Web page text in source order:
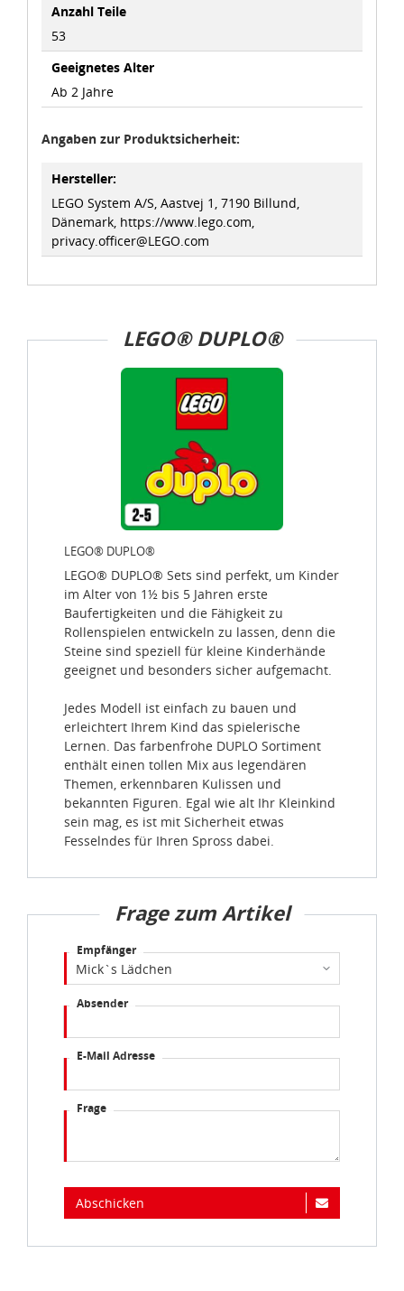
dass die Datenschutzvorgaben der EU auch bei der
Sie können die Cookie-Einwilligung jederzeit links unten
auf Ihrem Bildschirm anpassen und damit widerrufen.
idee+spiel Betriebs-GmbH
Anzahl Teile
53
Geeignetes Alter
Ab 2 Jahre
Angaben zur Produktsicherheit:
Hersteller:
LEGO System A/S, Aastvej 1, 7190 Billund,
Dänemark, https://www.lego.com,
privacy.officer@LEGO.com
LEGO® DUPLO®
LEGO® DUPLO®
LEGO® DUPLO® Sets sind perfekt, um Kinder
im Alter von 1½ bis 5 Jahren erste
Baufertigkeiten und die Fähigkeit zu
Rollenspielen entwickeln zu lassen, denn die
Steine sind speziell für kleine Kinderhände
geeignet und besonders sicher aufgemacht.
Jedes Modell ist einfach zu bauen und
erleichtert Ihrem Kind das spielerische
Lernen. Das farbenfrohe DUPLO Sortiment
enthält einen tollen Mix aus legendären
Themen, erkennbaren Kulissen und
bekannten Figuren. Egal wie alt Ihr Kleinkind
sein mag, es ist mit Sicherheit etwas
Fesselndes für Ihren Spross dabei.
Frage zum Artikel
Empfänger
Absender
E-Mail Adresse
Frage
Abschicken